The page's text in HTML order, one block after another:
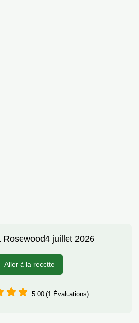
Rosewood4 juillet 2026
Aller à la recette
5.00 (1 Évaluations)